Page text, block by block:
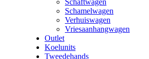
Schaftwagen
Schamelwagen
Verhuiswagen
Vriesaanhangwagen
Outlet
Koelunits
Tweedehands